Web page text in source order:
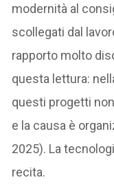
modernità al
scollegati dal
rapporto molto
questa lettura:
questi progetti
e la causa è
2025). La
recita.